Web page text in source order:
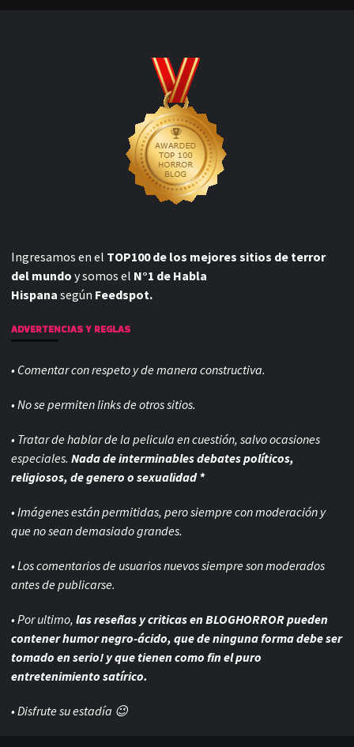
Ingresamos en el TOP100 de los mejores sitios de terror
del mundo y somos el N°1 de Habla
Hispana según Feedspot.
ADVERTENCIAS Y REGLAS
• Comentar con respeto y de manera constructiva.
• No se permiten links de otros sitios.
• Tratar de hablar de la pelicula en cuestión, salvo ocasiones
especiales. Nada de interminables debates políticos,
religiosos, de genero o sexualidad *
• Imágenes están permitidas, pero siempre conmoderación y
que no sean demasiado grandes.
• Los comentarios de usuarios nuevos siempre son moderados
antes de publicarse.
• Por ultimo, las reseñas y criticas en BLOGHORROR pueden
contener humor negro-ácido, que de ninguna forma debe ser
tomado en serio! y que tienen como fin el puro
entretenimiento satírico.
• Disfrute su estadía 😉